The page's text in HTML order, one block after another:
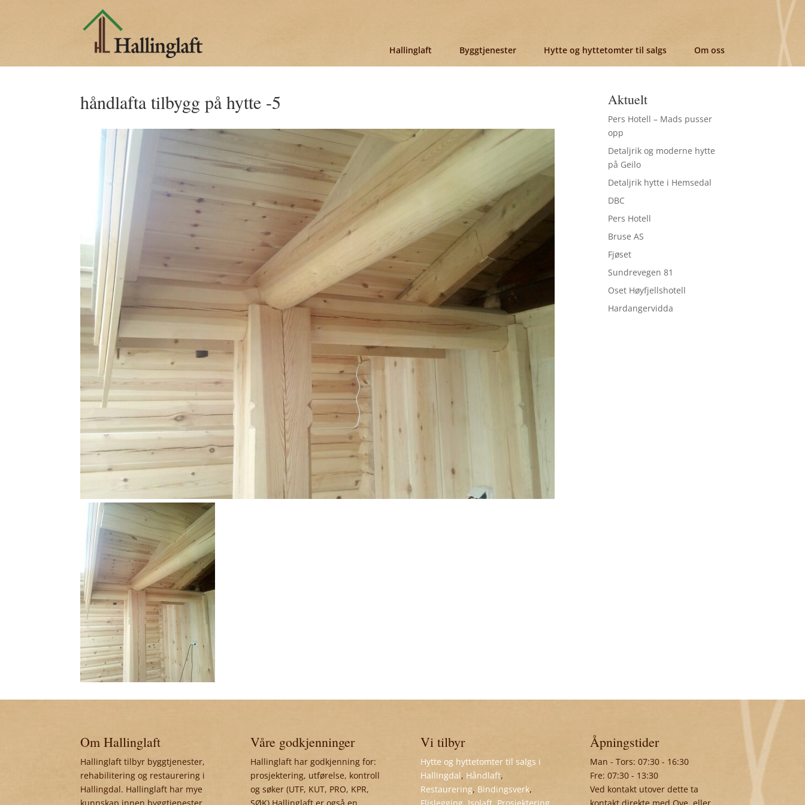
Hallinglaft Byggtjenester Hytte og hyttetomter til salgs Om oss
håndlafta tilbygg på hytte -5 Aktuelt
Pers Hotell – Mads pusser
opp
Detaljrik og moderne hytte
på Geilo
Detaljrik hytte i Hemsedal
DBC
Pers Hotell
Bruse AS
Fjøset
Sundrevegen 81
Oset Høyfjellshotell
Hardangervidda
Om Hallinglaft
Hallinglaft tilbyr byggtjenester,
rehabilitering og restaurering i
Hallingdal. Hallinglaft har mye
Våre godkjenninger
Hallinglaft har godkjenning for:
prosjektering, utførelse, kontroll
og søker (UTF, KUT, PRO, KPR,
Vi tilbyr
Hytte og hyttetomter til salgs i
Hallingdal, Håndlaft,
Restaurering, Bindingsverk,
Åpningstider
Man - Tors: 07:30 - 16:30
Fre: 07:30 - 13:30
Ved kontakt utover dette ta